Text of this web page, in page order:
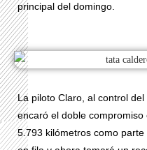
principal del domingo.
La piloto Claro, al control
encaró el doble
5.793 kilómetros como